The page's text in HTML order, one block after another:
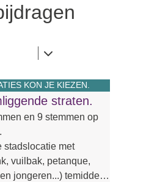
KON JE KIEZEN.
straten.
en 9 stemmen op
stadslocatie met
vuilbak, petanque,
jongeren...) temidden